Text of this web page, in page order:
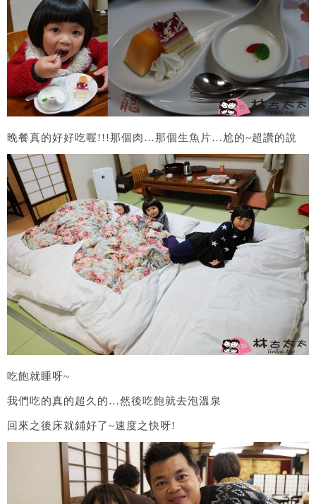
晚餐真的好好吃喔!!!那個肉…那個生魚片…尬的~超讚的說
吃飽就睡呀~
我們吃的真的超久的…然後吃飽就去泡溫泉
回來之後床就鋪好了~速度之快呀!